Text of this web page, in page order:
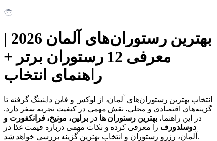
بهترین رستوران‌های آلمان 2026 |
معرفی 12 رستوران برتر +
راهنمای انتخاب
انتخاب بهترین رستوران‌های آلمان، از لوکس و فاین داینینگ گرفته تا
گزینه‌های اقتصادی و محلی، نقش مهمی در کیفیت تجربه سفر دارد.
در این راهنما، بهترین رستوران ها در برلین، مونیخ، فرانکفورت و
دوسلدورف را معرفی کرده و نکات مهمی درباره قیمت غذا در
آلمان، رزرو رستوران و انتخاب بهترین گزینه بررسی خواهد شد.